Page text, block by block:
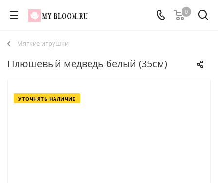
0
Мягкие игрушки
Плюшевый медведь белый (35см)
УТОЧНЯТЬ НАЛИЧИЕ